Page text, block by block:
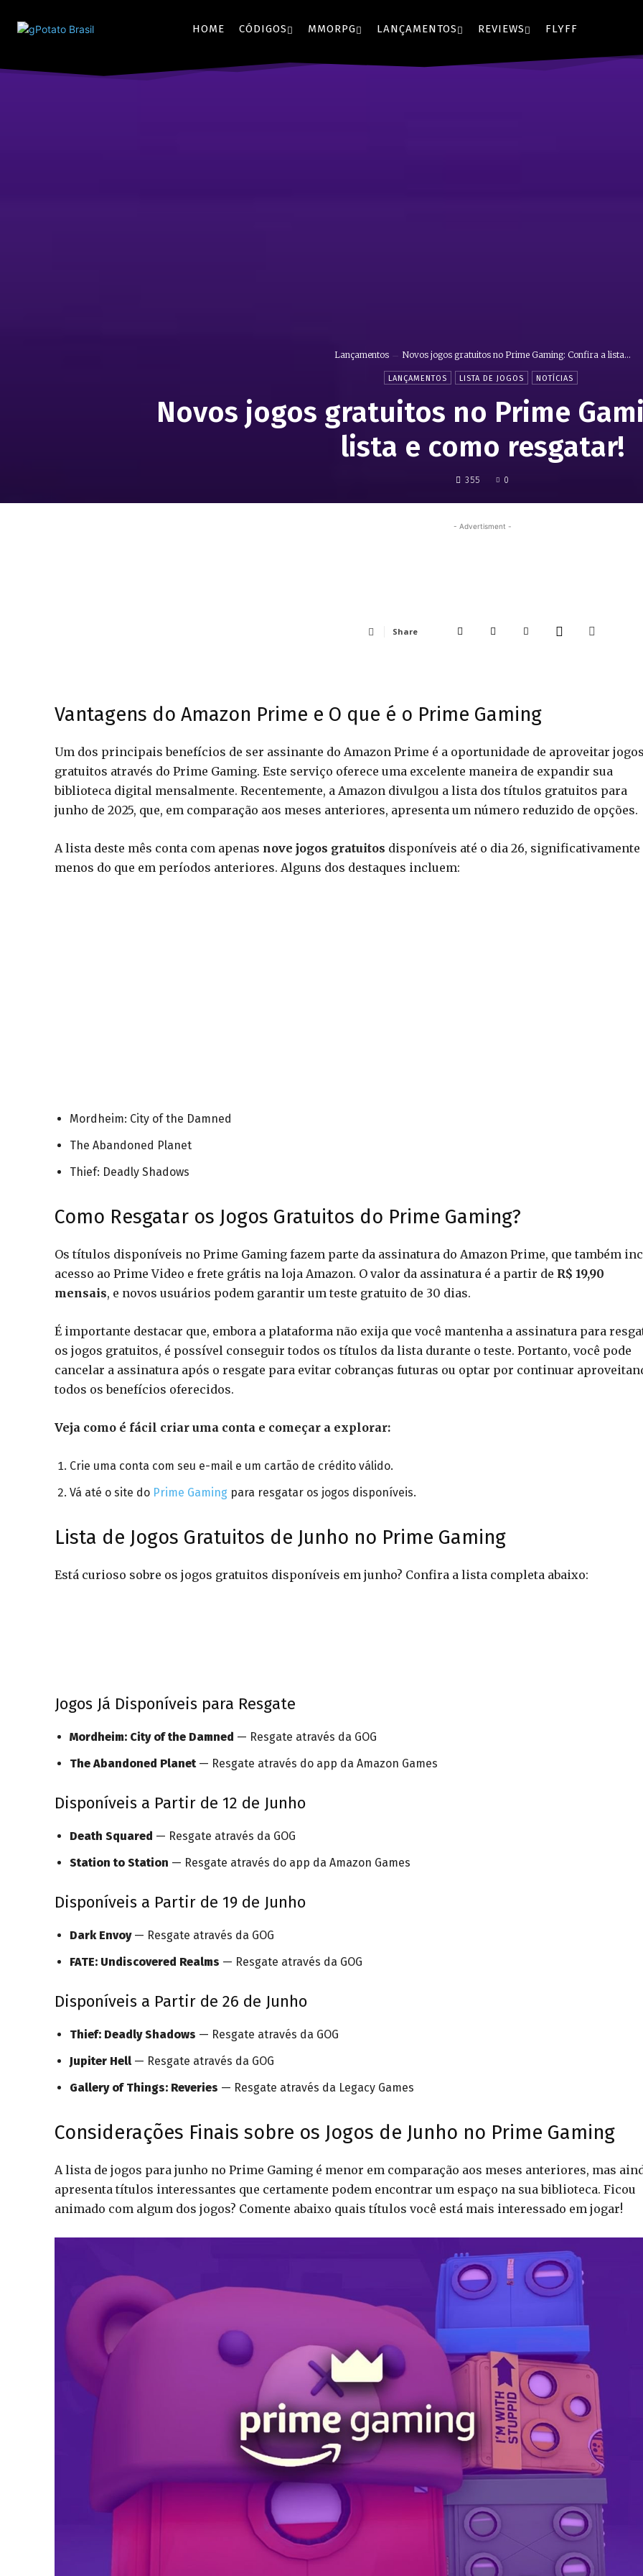
HOME CÓDIGOS MMORPG LANÇAMENTOS REVIEWS FLYFF
Lançamentos Novos jogos gratuitos no Prime Gaming: Confira a lista...
LANÇAMENTOS LISTA DE JOGOS NOTÍCIAS
Novos jogos gratuitos no Prime
lista e como resgatar!
355 0
- Advertisment -
Share
Vantagens do Amazon Prime e O que é o Prime Gaming
Um dos principais benefícios de ser assinante do Amazon Prime é a oportunidade de aproveitar jogos
gratuitos através do Prime Gaming. Este serviço oferece uma excelente maneira de expandir sua
biblioteca digital mensalmente. Recentemente, a Amazon divulgou a lista dos títulos gratuitos para
junho de 2025, que, em comparação aos meses anteriores, apresenta um número reduzido de opções.
A lista deste mês conta com apenas nove jogos gratuitos disponíveis até o dia 26, significativamente
menos do que em períodos anteriores. Alguns dos destaques incluem:
Mordheim: City of the Damned
The Abandoned Planet
Thief: Deadly Shadows
Como Resgatar os Jogos Gratuitos do Prime Gaming?
Os títulos disponíveis no Prime Gaming fazem parte da assinatura do Amazon Prime, que também
acesso ao Prime Video e frete grátis na loja Amazon. O valor da assinatura é a partir de R$ 19,90
mensais, e novos usuários podem garantir um teste gratuito de 30 dias.
É importante destacar que, embora a plataforma não exija que você mantenha a assinatura para
os jogos gratuitos, é possível conseguir todos os títulos da lista durante o teste. Portanto, você pode
cancelar a assinatura após o resgate para evitar cobranças futuras ou optar por continuar
todos os benefícios oferecidos.
Veja como é fácil criar uma conta e começar a explorar:
Crie uma conta com seu e-mail e um cartão de crédito válido.
Vá até o site do Prime Gaming para resgatar os jogos disponíveis.
Lista de Jogos Gratuitos de Junho no Prime Gaming
Está curioso sobre os jogos gratuitos disponíveis em junho? Confira a lista completa abaixo:
Jogos Já Disponíveis para Resgate
Mordheim: City of the Damned — Resgate através da GOG
The Abandoned Planet— Resgate através do app da Amazon Games
Disponíveis a Partir de 12 de Junho
Death Squared — Resgate através da GOG
Station to Station — Resgate através do app da Amazon Games
Disponíveis a Partir de 19 de Junho
Dark Envoy— Resgate através da GOG
FATE: Undiscovered Realms — Resgate através da GOG
Disponíveis a Partir de 26 de Junho
Thief: Deadly Shadows — Resgate através da GOG
Jupiter Hell— Resgate através da GOG
Gallery of Things: Reveries — Resgate através da Legacy Games
Considerações Finais sobre os Jogos de Junho no Prime Gaming
A lista de jogos para junho no Prime Gaming é menor em comparação aos meses anteriores, mas
apresenta títulos interessantes que certamente podem encontrar um espaço na sua biblioteca. Ficou
animado com algum dos jogos? Comente abaixo quais títulos você está mais interessado em jogar!